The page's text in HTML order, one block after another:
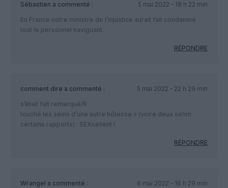
Sébastien a commenté :
5 mai 2022 - 18 h 22 min
En France notre ministre de l’injustice aurait fait condamné
tout le personnel naviguant.
RÉPONDRE
comment dire a commenté :
5 mai 2022 - 22 h 29 min
s’était fait remarqué/R
touché les seins d’une autre hôtesse » (voire deux selon
certains rapports) : SEXcellent !
RÉPONDRE
Wrangel a commenté : 6 mai 2022 - 16 h 29 min